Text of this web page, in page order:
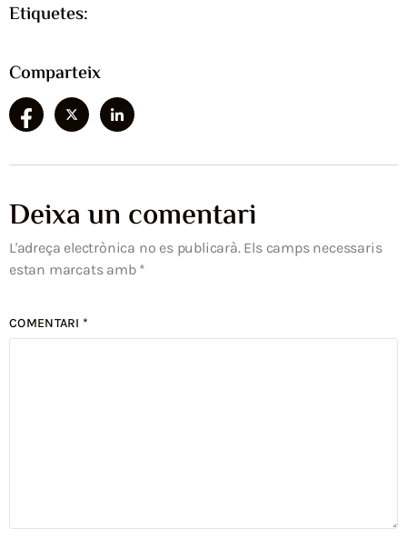
Etiquetes:
Comparteix
Deixa un comentari
L'adreça electrònica no es publicarà. Els camps necessaris
estan marcats amb *
COMENTARI *